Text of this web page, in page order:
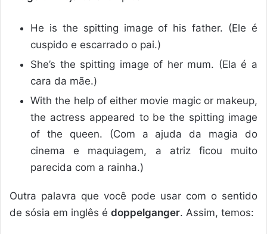
He is the spitting image of his father. (Ele é
cuspido e escarrado o pai.)
She’s the spitting image of her mum. (Ela é a
cara da mãe.)
With the help of either movie magic or makeup,
the actress appeared to be the spitting image
of the queen. (Com a ajuda da magia do
cinema e maquiagem, a atriz ficou muito
parecida com a rainha.)
Outra palavra que você pode usar com o sentido
de sósia em inglês é doppelganger. Assim, temos: